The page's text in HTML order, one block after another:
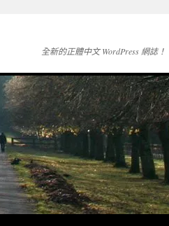
全新的正體中文 WordPress 網誌！